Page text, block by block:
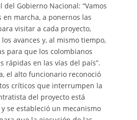
del Gobierno Nacional: “Vamos
en marcha, a ponernos las
visitar a cada proyecto,
avances y, al mismo tiempo,
para que los colombianos
rápidas en las vías del país”.
el alto funcionario reconoció
críticos que interrumpen la
del proyecto está
se estableció un mecanismo